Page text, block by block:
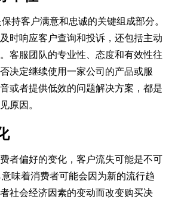
保持客户满意和忠诚的关键组成部分。
时响应客户查询和投诉，还包括主动
客服团队的专业性、态度和有效性往
决定继续使用一家公司的产品或服
或者提供低效的问题解决方案，都是
原因。
者偏好的变化，客户流失可能是不可
意味着消费者可能会因为新的流行趋
社会经济因素的变动而改变购买决